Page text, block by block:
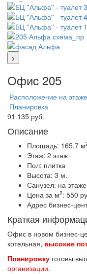
>
Офис 205
Расположение на этаже
Планировка
91 135 руб.
Описание
Площадь: 165,7 м
Этаж: 2 этаж
Пол: плитка
Высота: 3 м.
Санузел: на этаже
Цена за м2: 550
Адрес бизнес-
Краткая
Офис в новом бизнес-
котельная, высокие
Планировку готовы
организации.